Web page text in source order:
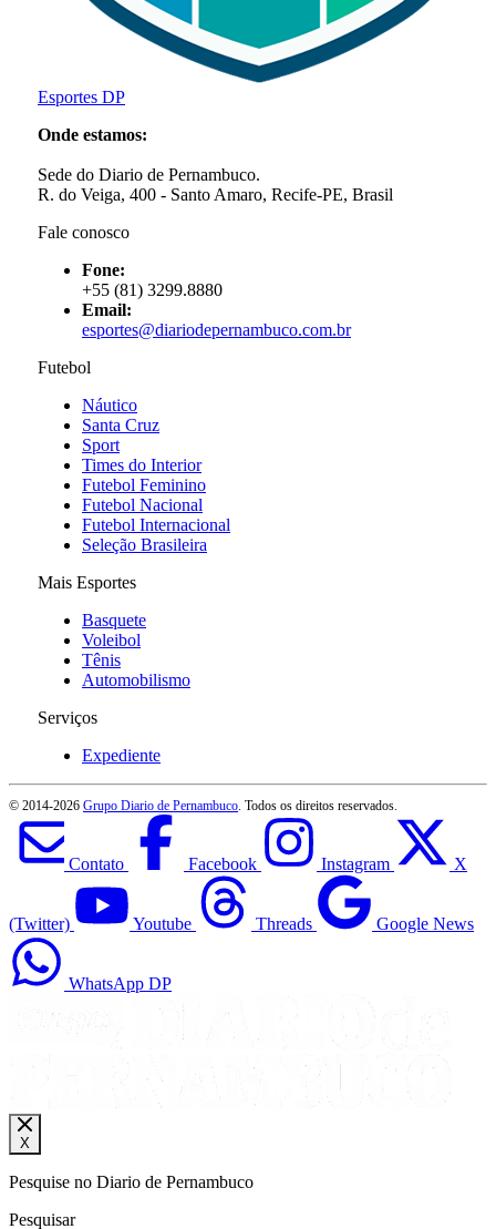
Esportes DP
Onde estamos:
Sede do Diario de Pernambuco.
R. do Veiga, 400 - Santo Amaro, Recife-PE, Brasil
Fale conosco
Fone:
+55 (81) 3299.8880
Email:
esportes@diariodepernambuco.com.br
Futebol
Náutico
Santa Cruz
Sport
Times do Interior
Futebol Feminino
Futebol Nacional
Futebol Internacional
Seleção Brasileira
Mais Esportes
Basquete
Voleibol
Tênis
Automobilismo
Serviços
Expediente
© 2014-2026 Grupo Diario de Pernambuco. Todos os direitos reservados.
Contato Facebook Instagram X
(Twitter) Youtube Threads Google News
WhatsApp DP
X
Pesquise no Diario de Pernambuco
Pesquisar